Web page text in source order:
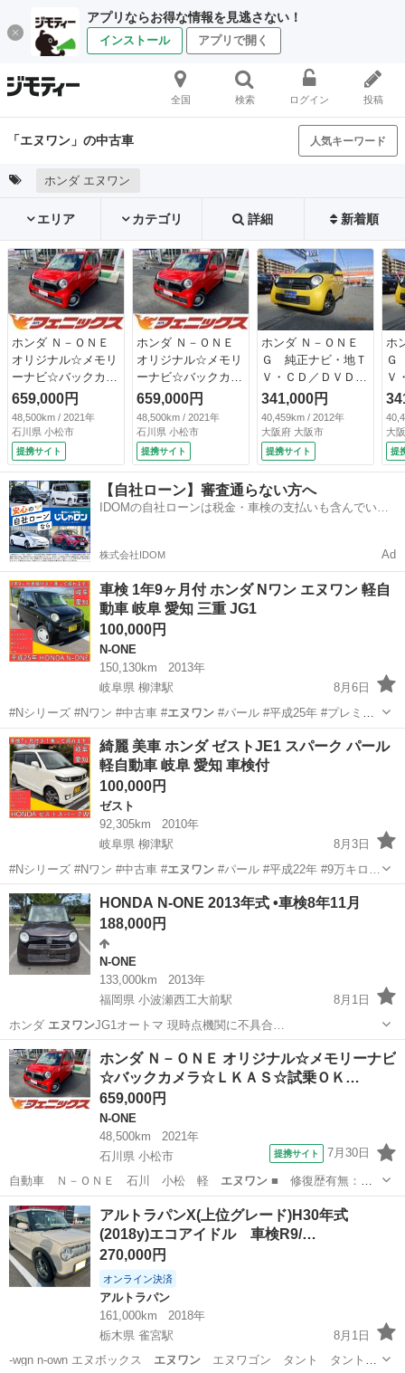
アプリならお得な情報を見逃さない！
インストール アプリで開く
全国 検索 ログイン 投稿
「エヌワン」の中古車 人気キーワード
ホンダ エヌワン
エリア カテゴリ 詳細 新着順
ホンダ Ｎ－ＯＮＥ
オリジナル☆メモリ
ーナビ☆バックカメ
ラ☆ＬＫＡＳ☆試乗
ＯＫ☆ 純正８イン
チメモリーナビ☆バ
ックカメラ☆ＬＥＤ
ライト☆スマートキ
ー☆ハーフレザーシ
ート☆オートエアコ
ン☆前後ドラレコ☆
ＥＴＣ☆ホンダセン
シング☆ＬＫＡＳ☆
アダプティブクルー
ズコントロール☆試
乗ＯＫ （車検整備
付）
659,000円
48,500km / 2021年
石川県 小松市
提携サイト
ホンダ Ｎ－ＯＮＥ
オリジナル☆メモリ
ーナビ☆バックカメ
ラ☆ＬＫＡＳ☆試乗
ＯＫ☆ 純正８イン
チメモリーナビ☆バ
ックカメラ☆ＬＥＤ
ライト☆スマートキ
ー☆ハーフレザーシ
ート☆オートエアコ
ン☆前後ドラレコ☆
シング☆ＬＫＡＳ☆
ズコントロール☆試
乗ＯＫ （車検整備
付）
659,000円
48,500km / 2021年
石川県 小松市
提携サイト
ホンダ Ｎ－ＯＮＥ
Ｇ 純正ナビ・地Ｔ
Ｖ・ＣＤ／ＤＶＤ・
スマートキー・プッ
シュスタート・オー
トエアコン・外品１
４インチアルミホイ
ル・バックモニター
禁煙車・ＥＴＣ・ド
ラレコ・エアバッ
グ・パワーウィンド
341,000円
40,459km / 2012年
大阪府 大阪市
提携サイト
ホ
Ｇ
Ｖ
ス
シ
ト
４
ル
グ
ン
大
提
【自社ローン】審査通らない方へ
IDOMの自社ローンは税金・車検の支払いも含んでいる
株式会社IDOM Ad
車検 1年9ヶ月付 ホンダ Nワン エヌワン 軽自
動車 岐阜 愛知 三重 JG1
100,000円
N-ONE
150,130km
2013年
岐阜県 柳津駅
8月6日
#Nシリーズ #Nワン #中古車 #エヌワン#パール #平成25年 #プレミ
ア…
岐阜 岐阜市 柳津駅 N-ONE エヌワン
綺麗 美車 ホンダ ゼストJE1 スパーク パール
軽自動車 岐阜 愛知 車検付
100,000円
ゼスト
92,305km
2010年
岐阜県 柳津駅
8月3日
#Nシリーズ #Nワン #中古車 #エヌワン#パール #平成22年 #9万キロ…
岐阜 岐阜市 パール
HONDA N-ONE 2013年式 •車検8年11月
188,000円
N-ONE
133,000km
2013年
福岡県 小波瀬西工大前駅
8月1日
ホンダ エヌワン JG1オートマ 現時点機関に不具合…
福岡 京都郡 小波瀬西工大前駅 N-ONE
ホンダ Ｎ－ＯＮＥ オリジナル☆メモリーナビ
☆バックカメラ☆ＬＫＡＳ☆試乗ＯＫ…
659,000円
N-ONE
48,500km
2021年
石川県 小松市
提携サイト 7月30日
自動車 Ｎ－ＯＮＥ 石川 小松 軽 エヌワン■ 修復歴有無：
あり ■ 年式（…
石川 小松市 N-ONE
アルトラパンX(上位グレード)H30年式
(2018y)エコアイドル 車検R9/…
270,000円
オンライン決済
アルトラパン
161,000km
2018年
栃木県 雀宮駅
8月1日
-wgn n-own エヌボックス エヌワンエヌワゴン タント タントカ